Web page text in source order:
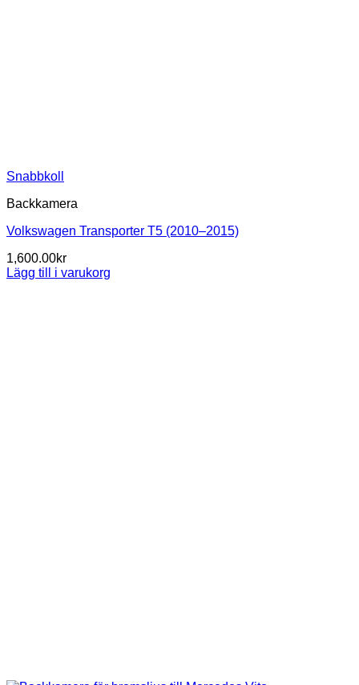
Snabbkoll
Backkamera
Volkswagen Transporter T5 (2010–2015)
1,600.00kr
Lägg till i varukorg